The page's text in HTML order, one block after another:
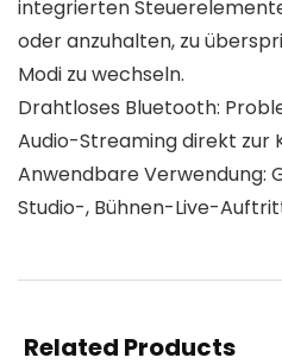
integrierten
oder anzuhalten, zu
Modi zu wechseln.
Drahtloses Bluetooth:
Audio-Streaming direkt zur
Anwendbare Verwendung:
Studio-, Bühnen-Live-
Related Products